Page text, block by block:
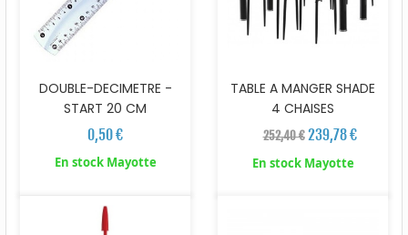
DOUBLE-DECIMETRE -
START 20 CM
0,50 €
En stock Mayotte
TABLE A MANGER SHADE
4 CHAISES
252,40 € 239,78 €
En stock Mayotte